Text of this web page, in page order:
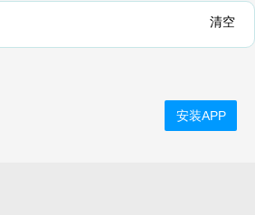
清空
安装APP